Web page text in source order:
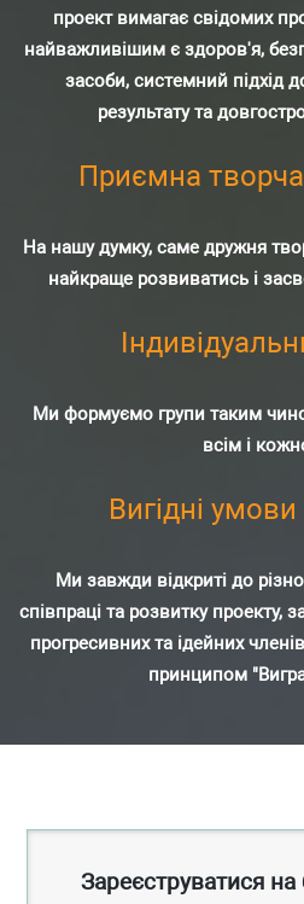
проект вимагає свідомих
найважливішим є здоров'я,
засоби, системний підхід
результату та
Приємна
На нашу думку, саме дружня
найкраще розвиватись і
Ми формуємо групи таким
всім і
Вигідні умови
Ми завжди відкриті до
співпраці та розвитку
прогресивних та ідейних
принципом
Зареєструватися